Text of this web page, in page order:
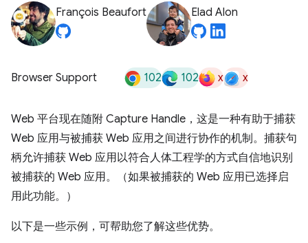
François Beaufort Elad Alon
Browser Support 102 102 x x
Web 平台现在随附 Capture Handle，这是一种有助于捕获
Web 应用与被捕获 Web 应用之间进行协作的机制。捕获句
柄允许捕获 Web 应用以符合人体工程学的方式自信地识别
被捕获的 Web 应用。（如果被捕获的 Web 应用已选择启
用此功能。）
以下是一些示例，可帮助您了解这些优势。